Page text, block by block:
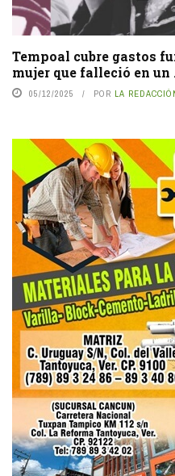
Tempoal cubre gastos
mujer que falleció en
05/12/2025 POR LA